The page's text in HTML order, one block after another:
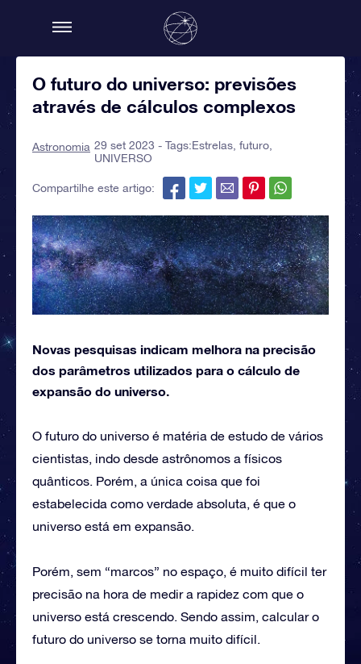
O futuro do universo: previsões
através de cálculos complexos
Astronomia 29 set 2023 - Tags:Estrelas futuro
UNIVERSO
Compartilhe este artigo:
Novas pesquisas indicam melhora na precisão
dos parâmetros utilizados para o cálculo de
expansão do universo.
O futuro do universo é matéria de estudo de vários
cientistas, indo desde astrônomos a físicos
quânticos. Porém, a única coisa que foi
estabelecida como verdade absoluta, é que o
universo está em expansão.
Porém, sem “marcos” no espaço, é muito difícil ter
precisão na hora de medir a rapidez com que o
universo está crescendo. Sendo assim, calcular o
futuro do universo se torna muito difícil.